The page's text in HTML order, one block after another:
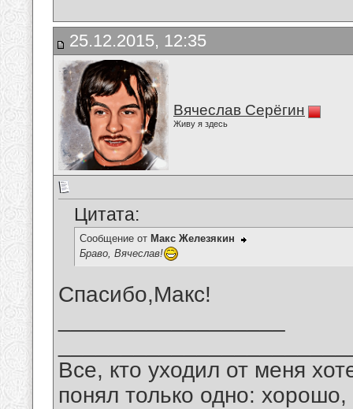
25.12.2015, 12:35
Вячеслав Серёгин
Живу я здесь
Цитата:
Сообщение от Макс Железякин
Браво, Вячеслав!
Спасибо,Макс!
Все, кто уходил от меня
понял только одно: